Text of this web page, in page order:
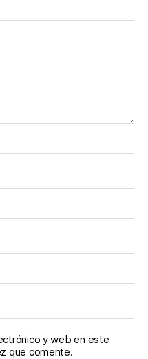
y web en este
que comente.